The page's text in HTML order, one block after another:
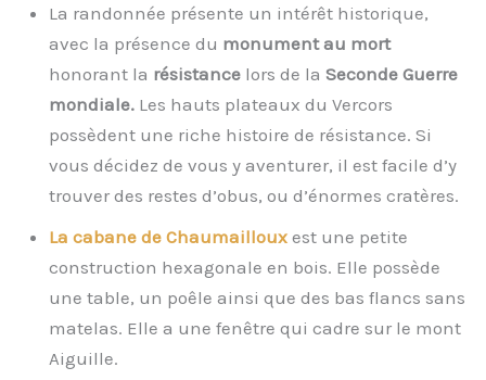
La randonnée présente un intérêt historique,
avec la présence du monument au mort
honorant la résistance lors de la Seconde Guerre
mondiale. Les hauts plateaux du Vercors
possèdent une riche histoire de résistance. Si
vous décidez de vous y aventurer, il est facile d’y
trouver des restes d’obus, ou d’énormes cratères.
La cabane de Chaumailloux est une petite
construction hexagonale en bois. Elle possède
une table, un poêle ainsi que des bas flancs sans
matelas. Elle a une fenêtre qui cadre sur le mont
Aiguille.